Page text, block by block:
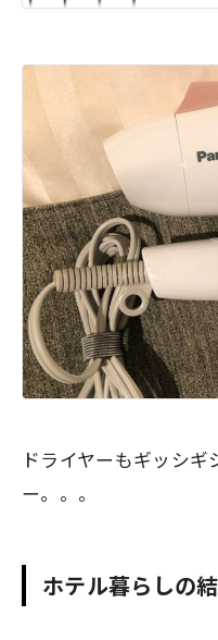
ドライヤーもギッシ
ー。。。
ホテル暮らしの